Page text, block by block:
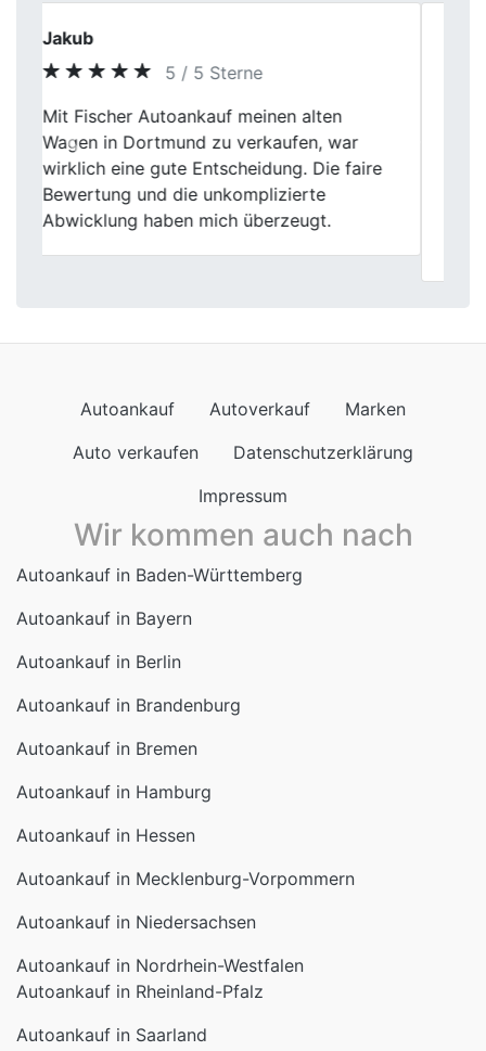
Jonas Becker
5 / 5 Sterne
Mein Verkaufserlebnis bei Fischer
Autoankauf war absolut positiv. Die
Mitarbeiter waren sehr hilfsbereit und die
Bewertung meines Autos war fair und
transparent. Die gesamte Abwicklung
Previous
Autoankauf Autoverkauf
Marken
Auto verkaufen
Datenschutzerklärung
Impressum
Wir kommen auch nach
Autoankauf in Baden-Württemberg
Autoankauf in Bayern
Autoankauf in Berlin
Autoankauf in Brandenburg
Autoankauf in Bremen
Autoankauf in Hamburg
Autoankauf in Hessen
Autoankauf in Mecklenburg-Vorpommern
Autoankauf in Niedersachsen
Autoankauf in Nordrhein-Westfalen
Autoankauf in Rheinland-Pfalz
Autoankauf in Saarland